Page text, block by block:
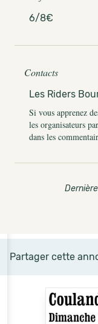
6/8€
Contacts
Les Riders
Si vous apprenez
les organisateurs
dans les
Partager cette